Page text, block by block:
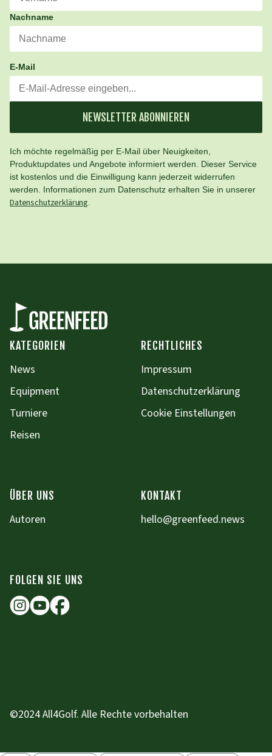
Nachname
E-Mail
NEWSLETTER ABONNIEREN
Ich möchte regelmäßig per E-Mail über Neuigkeiten,
Produktupdates und Angebote informiert werden. Dieser Service
ist kostenlos und die Einwilligung kann jederzeit widerrufen
werden. Informationen zum Datenschutz erhalten Sie in unserer
Datenschutzerklärung
KATEGORIEN
News
Equipment
Turniere
Reisen
RECHTLICHES
Impressum
Datenschutzerklärung
Cookie Einstellungen
ÜBER UNS
Autoren
KONTAKT
hello@greenfeed.news
FOLGEN SIE UNS
©2024 All4Golf. Alle Rechte vorbehalten